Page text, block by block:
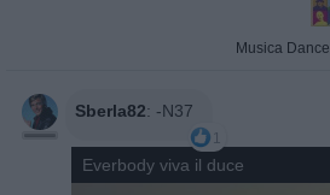
Musica Dance
Sberla82: -N37
1
Everbody viva il duce